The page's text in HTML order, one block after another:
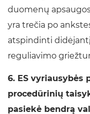
duomenų
yra trečia po
atspindinti
reguliavimo
6. ES vyriausybės
procedūrinių
pasiekė bendrą